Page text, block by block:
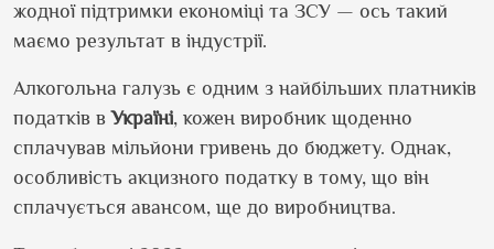
жодної підтримки економіці та ЗСУ — ось такий
маємо результат в індустрії.
Алкогольна галузь є одним з найбільших платників
податків вУкраїні, кожен виробник щоденно
сплачував мільйони гривень до бюджету. Однак,
особливість акцизного податку в тому, що він
сплачується авансом, ще до виробництва.